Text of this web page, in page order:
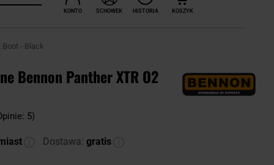
KONTO HISTORIA
SCHOWEK KOSZYK
Boot - Black
Bennon Panther XTR O2
5)
Dostawa: gratis